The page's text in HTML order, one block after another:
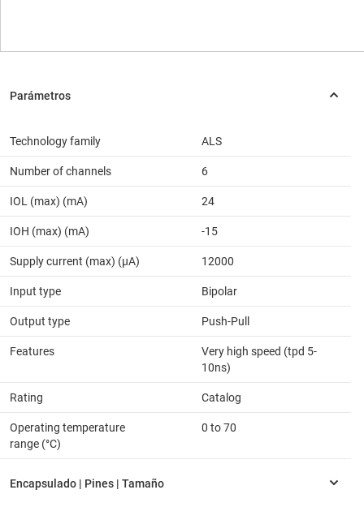
Technology family ALS
Number of channels 6
IOL (max) (mA) 24
IOH (max) (mA) -15
Supply current (max) (µA) 12000
Input type Bipolar
Output type Push-Pull
Features
Very high speed (tpd 5-
10ns)
Rating Catalog
Operating temperature
range (°C)
0 to 70